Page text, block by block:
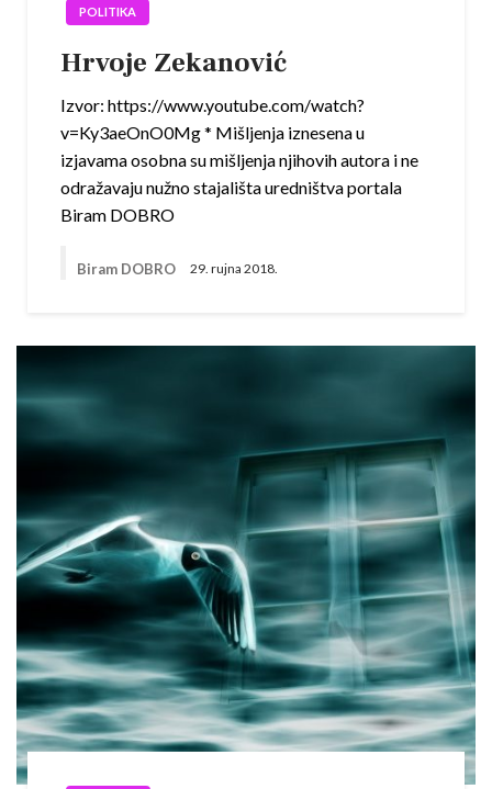
POLITIKA
Hrvoje Zekanović
Izvor: https://www.youtube.com/watch?
v=Ky3aeOnO0Mg * Mišljenja iznesena u
izjavama osobna su mišljenja njihovih autora i ne
odražavaju nužno stajališta uredništva portala
Biram DOBRO
Biram DOBRO 29. rujna 2018.